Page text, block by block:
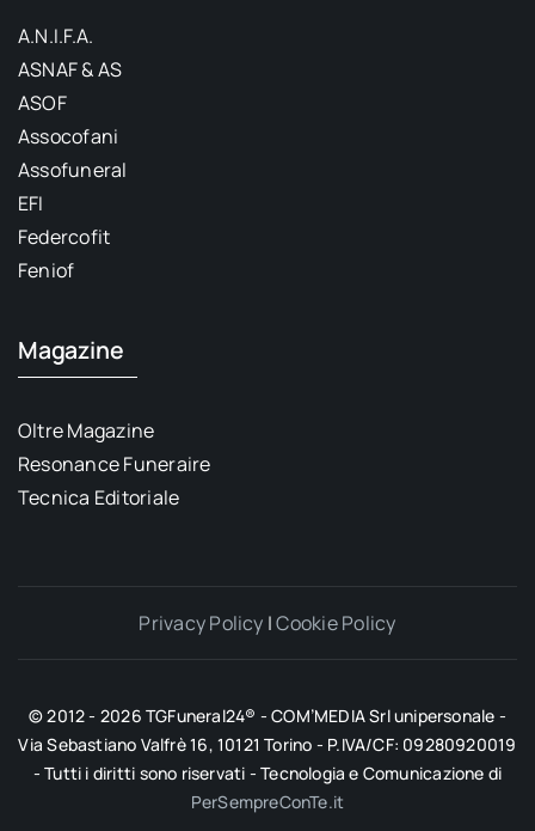
A.N.I.F.A.
ASNAF & AS
ASOF
Assocofani
Assofuneral
EFI
Federcofit
Feniof
Magazine
Oltre Magazine
Resonance Funeraire
Tecnica Editoriale
Privacy Policy |Cookie Policy
© 2012 - 2026 TGFuneral24® - COM’MEDIA Srl unipersonale -
Via Sebastiano Valfrè 16, 10121 Torino - P.IVA/CF: 09280920019
- Tutti i diritti sono riservati - Tecnologia e Comunicazione di
PerSempreConTe.it